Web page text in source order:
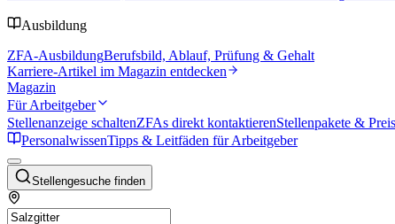
Ausbildung
ZFA-AusbildungBerufsbild, Ablauf, Prüfung & Gehalt
Karriere-Artikel im Magazin entdecken
Magazin
Für Arbeitgeber
Stellenanzeige schaltenZFAs direkt kontaktierenStellenpakete &
PersonalwissenTipps & Leitfäden für Arbeitgeber
Stellengesuche finden